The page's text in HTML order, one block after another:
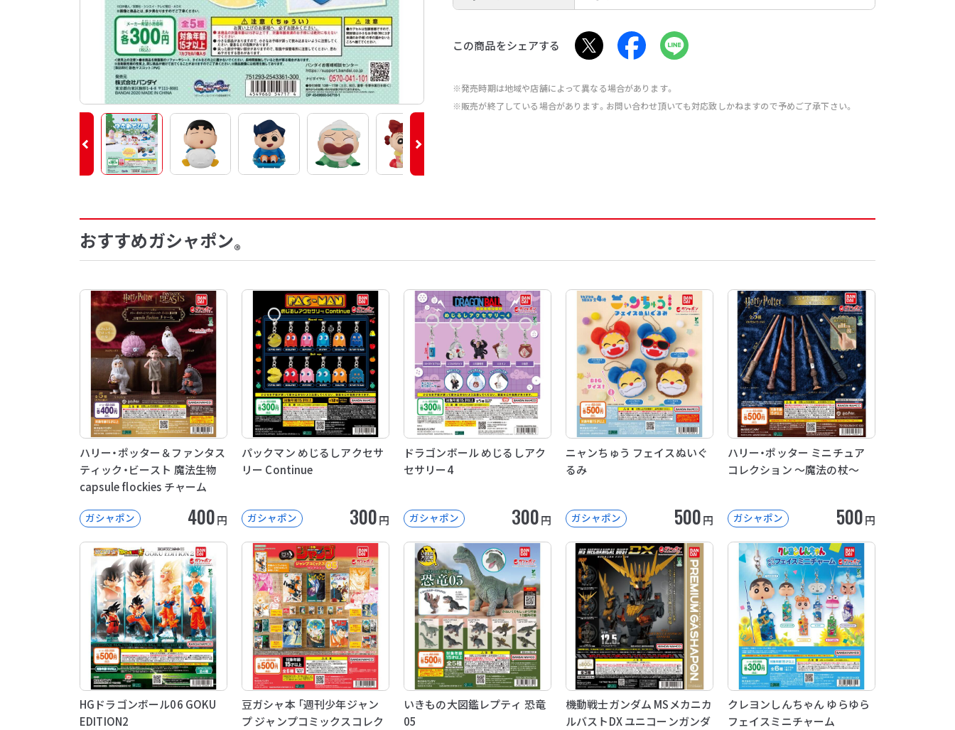
この商品をシェアする
※発売時期は地域や店舗によって異なる場合があります。
※販売が終了している場合があります。お問い合わせ頂いても対応致しかねますので予めご了承下さい。
おすすめガシャポン®
ハリー・ポッター＆ファンタス
ティック・ビースト 魔法生物
capsule flockies チャーム
ガシャポン 400円
パックマン めじるしアクセサ
リー Continue
ガシャポン 300円
ドラゴンボール めじるしアク
セサリー4
ガシャポン 300円
ニャンちゅう フェイスぬいぐ
るみ
ガシャポン 500円
ハリー・ポッター ミニチュア
コレクション ～魔法の杖～
ガシャポン 500円
HGドラゴンボール06 GOKU
EDITION2
豆ガシャ本 「週刊少年ジャン
プ ジャンプコミックスコレク
いきもの大図鑑レプティ 恐竜
05
機動戦士ガンダム MSメカニカ
ルバストDX ユニコーンガンダ
クレヨンしんちゃん ゆらゆら
フェイスミニチャーム